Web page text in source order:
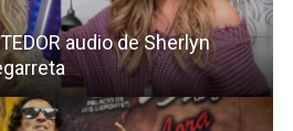
audio de Sherlyn